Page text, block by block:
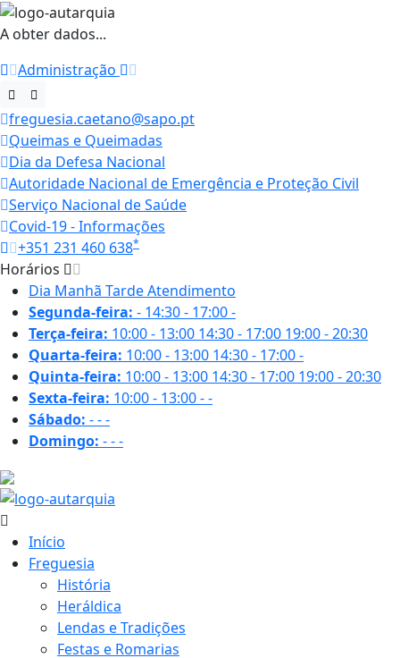
A obter dados...
Administração
freguesia.caetano@sapo.pt
Queimas e Queimadas
Dia da Defesa Nacional
Autoridade Nacional de Emergência e Proteção Civil
Serviço Nacional de Saúde
Covid-19 - Informações
+351 231 460 638*
Horários
Dia Manhã TardeAtendimento
Segunda-feira: - 14:30 - 17:00-
Terça-feira: 10:00 - 13:00 14:30 - 17:00 19:00 - 20:30
Quarta-feira: 10:00 - 13:00 14:30 - 17:00-
Quinta-feira: 10:00 - 13:00 14:30 - 17:00 19:00 - 20:30
Sexta-feira: 10:00 - 13:00--
Sábado: ---
Domingo: ---
Início
Freguesia
História
Heráldica
Lendas e Tradições
Festas e Romarias